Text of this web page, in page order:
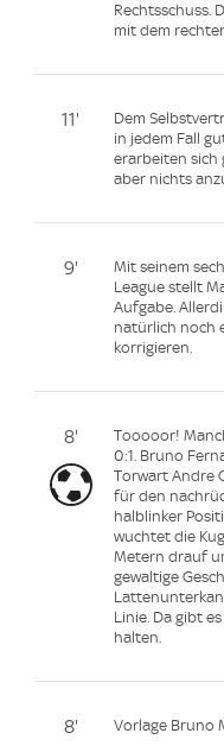
Rechtsschuss.
mit dem
11'
Dem
in jedem Fall
erarbeiten sich
aber nichts
9'
Mit seinem
League stellt
Aufgabe.
natürlich noch
korrigieren.
8'
Tooooor!
0:1. Bruno
Torwart Andre
für den
halblinker
wuchtet die
Metern drauf
gewaltige
Linie. Da gibt
halten.
8' Vorlage Bruno